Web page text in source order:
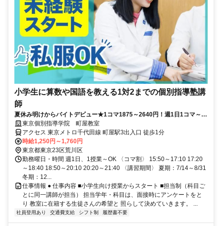
小学生に算数や国語を教える1対2までの個別指導塾講
師
夏休み明けからバイトデビュー★1コマ1875～2640円！週1日1コマ～私
服でok◎
東京個別指導学院 町屋教室
アクセス 東京メトロ千代田線 町屋駅3出入口 徒歩1分
時給1,250円～1,760円
東京都東京23区荒川区
勤務曜日・時間 週1日、1授業～OK 〈コマ割〉 15:50～17:10 17:20
～18:40 18:50～20:10 20:20～21:40 〈講習期間〉 夏期：7/14～8/31
冬期：12...
仕事情報 ● 仕事内容 ■小学生向け授業からスタート ■担当制（科目ご
とに同一講師が担当） 担当学年・科目は、面接時にアンケートをと
り 教室に在籍する生徒さんの希望と 照らして決めていきます。 ...
社員登用あり 交通費支給 シフト制 履歴書不要